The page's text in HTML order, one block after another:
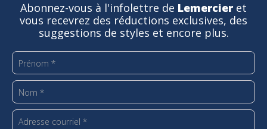
Abonnez-vous à l'infolettre de Lemercier et
vous recevrez des réductions exclusives, des
suggestions de styles et encore plus.